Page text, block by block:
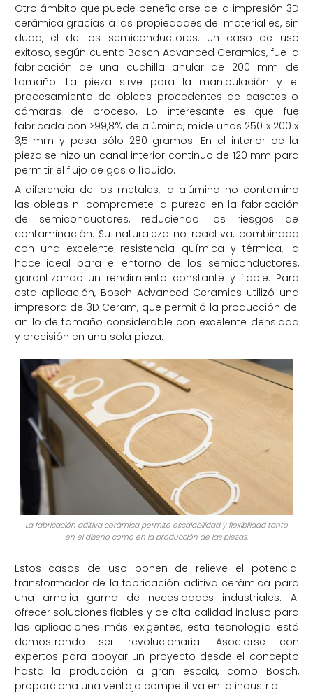
Otro ámbito que puede beneficiarse de la impresión 3D
cerámica gracias a las propiedades del material es, sin
duda, el de los semiconductores. Un caso de uso
exitoso, según cuenta Bosch Advanced Ceramics, fue la
fabricación de una cuchilla anular de 200 mm de
tamaño. La pieza sirve para la manipulación y el
procesamiento de obleas procedentes de casetes o
cámaras de proceso. Lo interesante es que fue
fabricada con >99,8% de alúmina, mide unos 250 x 200 x
3,5 mm y pesa sólo 280 gramos. En el interior de la
pieza se hizo un canal interior continuo de 120 mm para
permitir el flujo de gas o líquido.
A diferencia de los metales, la alúmina no contamina
las obleas ni compromete la pureza en la fabricación
de semiconductores, reduciendo los riesgos de
contaminación. Su naturaleza no reactiva, combinada
con una excelente resistencia química y térmica, la
hace ideal para el entorno de los semiconductores,
garantizando un rendimiento constante y fiable. Para
esta aplicación, Bosch Advanced Ceramics utilizó una
impresora de 3D Ceram, que permitió la producción del
anillo de tamaño considerable con excelente densidad
y precisión en una sola pieza.
La fabricación aditiva cerámica permite escalabilidad y flexibilidad tanto
en el diseño como en la producción de las piezas.
Estos casos de uso ponen de relieve el potencial
transformador de la fabricación aditiva cerámica para
una amplia gama de necesidades industriales. Al
ofrecer soluciones fiables y de alta calidad incluso para
las aplicaciones más exigentes, esta tecnología está
demostrando ser revolucionaria. Asociarse con
expertos para apoyar un proyecto desde el concepto
hasta la producción a gran escala, como Bosch,
proporciona una ventaja competitiva en la industria.